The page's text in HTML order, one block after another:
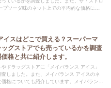
プソーダ味のネット上での平均的な価格につ
イスはどこで買える？スーパーマ
グストアでも売っているかを調査
格と共に紹介します。
ドラッグストアに「メイバランス アイス」
査しました。また、メイバランス アイスのネ
格についても紹介しています。メイバランス